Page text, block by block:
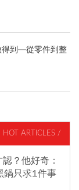
得到—從零件到整
HOT ARTICLES /
？他好奇：
鍋只求1件事